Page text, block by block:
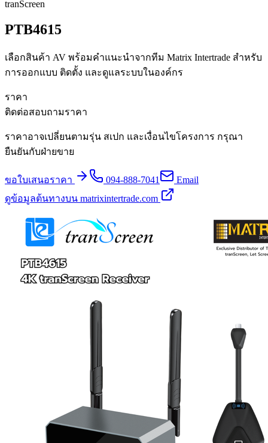
tranScreen
PTB4615
เลือกสินค้า AV พร้อมคำแนะนำจากทีม Matrix Intertrade สำหรับ
การออกแบบ ติดตั้ง และดูแลระบบในองค์กร
ราคา
ติดต่อสอบถามราคา
ราคาอาจเปลี่ยนตามรุ่น สเปก และเงื่อนไขโครงการ กรุณา
ยืนยันกับฝ่ายขาย
ขอใบเสนอราคา 094-888-7041
Email
ดูข้อมูลต้นทางบน matrixintertrade.com